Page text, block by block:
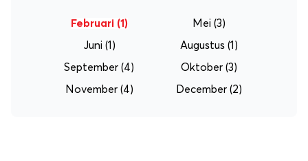
Februari (1) Mei (3)
Juni (1) Augustus (1)
September (4) Oktober (3)
November (4) December (2)